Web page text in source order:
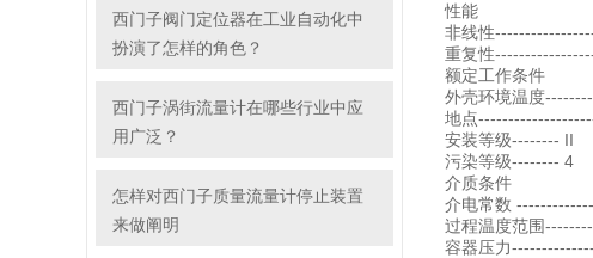
西门子阀门定位器在工业自动化中
扮演了怎样的角色？
西门子涡街流量计在哪些行业中应
用广泛？
怎样对西门子质量流量计停止装置
来做阐明
性能
非线性
重复性
额定工作条件
外壳环境温度
地点
安装等级-------- II
污染等级-------- 4
介质条件
介电常数
过程温度范围
容器压力